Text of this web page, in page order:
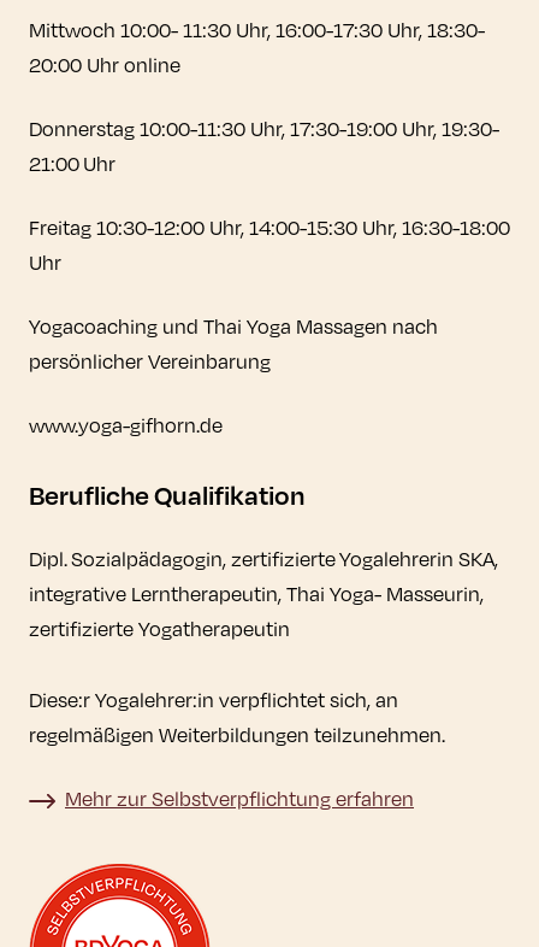
Mittwoch 10:00- 11:30 Uhr, 16:00-17:30 Uhr, 18:30-
20:00 Uhr online
Donnerstag 10:00-11:30 Uhr, 17:30-19:00 Uhr, 19:30-
21:00 Uhr
Freitag 10:30-12:00 Uhr, 14:00-15:30 Uhr, 16:30-18:00
Uhr
Yogacoaching und Thai Yoga Massagen nach
persönlicher Vereinbarung
www.yoga-gifhorn.de
Berufliche Qualifikation
Dipl. Sozialpädagogin, zertifizierte Yogalehrerin SKA,
integrative Lerntherapeutin, Thai Yoga- Masseurin,
zertifizierte Yogatherapeutin
Diese:r Yogalehrer:in verpflichtet sich, an
regelmäßigen Weiterbildungen teilzunehmen.
Mehr zur Selbstverpflichtung erfahren
Mehr zur Selbstverpflichtung erfahren